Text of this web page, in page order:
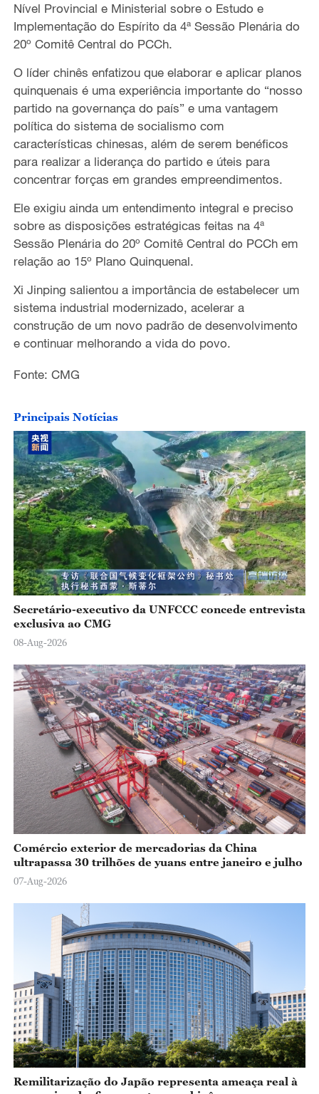
Nível Provincial e Ministerial sobre o Estudo e
Implementação do Espírito da 4ª Sessão Plenária do
20º Comitê Central do PCCh.
O líder chinês enfatizou que elaborar e aplicar planos
quinquenais é uma experiência importante do “nosso
partido na governança do país” e uma vantagem
política do sistema de socialismo com
características chinesas, além de serem benéficos
para realizar a liderança do partido e úteis para
concentrar forças em grandes empreendimentos.
Ele exigiu ainda um entendimento integral e preciso
sobre as disposições estratégicas feitas na 4ª
Sessão Plenária do 20º Comitê Central do PCCh em
relação ao 15º Plano Quinquenal.
Xi Jinping salientou a importância de estabelecer um
sistema industrial modernizado, acelerar a
construção de um novo padrão de desenvolvimento
e continuar melhorando a vida do povo.
Fonte: CMG
Principais Notícias
Secretário-executivo da UNFCCC concede entrevista
exclusiva ao CMG
08-Aug-2026
Comércio exterior de mercadorias da China
ultrapassa 30 trilhões de yuans entre janeiro e julho
07-Aug-2026
Remilitarização do Japão representa ameaça real à